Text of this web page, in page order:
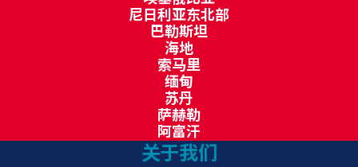
尼日利亚东北部
巴勒斯坦
海地
索马里
缅甸
苏丹
萨赫勒
阿富汗
关于我们